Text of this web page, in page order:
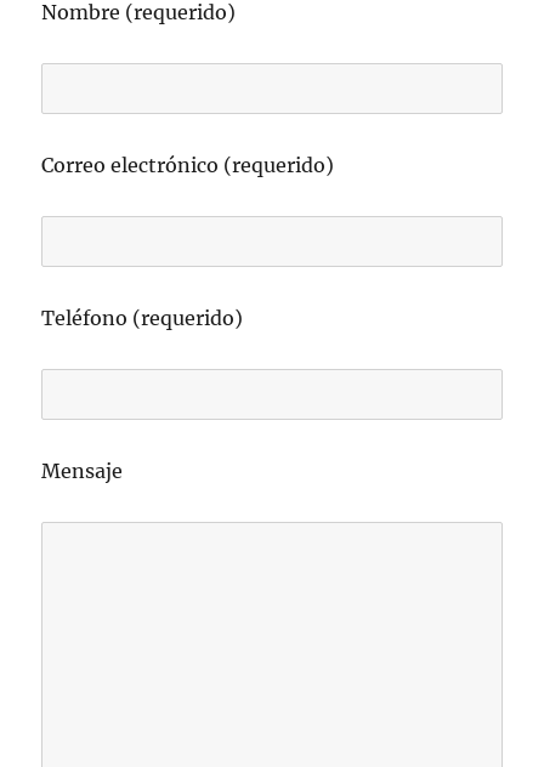
Nombre (requerido)
Correo electrónico (requerido)
Teléfono (requerido)
Mensaje